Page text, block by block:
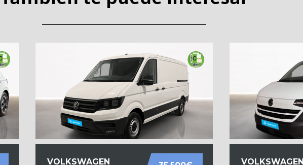
VOLKSWAGEN
VOLKSWAGEN